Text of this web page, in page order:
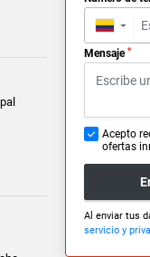
▼
Mensaje *
Acepto
ofertas
Al enviar tus
servicio y